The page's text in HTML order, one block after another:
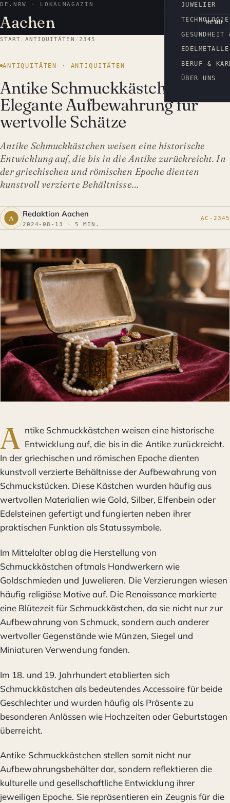
DE.NRW · LOKALMAGAZIN AACHEN
Aachen MENÜ
JUWELIER
EDELMETALLE
BERUF &
ÜBER UNS
START/ ANTIQUITÄTEN / 2345
ANTIQUITÄTEN · ANTIQUITÄTEN
Antike Schmuckkästchen:
Elegante Aufbewahrung für
wertvolle Schätze
Antike Schmuckkästchen weisen eine historische
Entwicklung auf, die bis in die Antike zurückreicht. In
der griechischen und römischen Epoche dienten
kunstvoll verzierte Behältnisse…
Redaktion Aachen
2024-08-13 · 5 MIN.
AC-2345
A ntike Schmuckkästchen weisen eine historische
Entwicklung auf, die bis in die Antike zurückreicht.
In der griechischen und römischen Epoche dienten
kunstvoll verzierte Behältnisse der Aufbewahrung von
Schmuckstücken. Diese Kästchen wurden häufig aus
wertvollen Materialien wie Gold, Silber, Elfenbein oder
Edelsteinen gefertigt und fungierten neben ihrer
praktischen Funktion als Statussymbole.
Im Mittelalter oblag die Herstellung von
Schmuckkästchen oftmals Handwerkern wie
Goldschmieden und Juwelieren. Die Verzierungen wiesen
häufig religiöse Motive auf. Die Renaissance markierte
eine Blütezeit für Schmuckkästchen, da sie nicht nur zur
Aufbewahrung von Schmuck, sondern auch anderer
wertvoller Gegenstände wie Münzen, Siegel und
Miniaturen Verwendung fanden.
Im 18. und 19. Jahrhundert etablierten sich
Schmuckkästchen als bedeutendes Accessoire für beide
Geschlechter und wurden häufig als Präsente zu
besonderen Anlässen wie Hochzeiten oder Geburtstagen
überreicht.
Antike Schmuckkästchen stellen somit nicht nur
Aufbewahrungsbehälter dar, sondern reflektieren die
kulturelle und gesellschaftliche Entwicklung ihrer
jeweiligen Epoche. Sie repräsentieren ein Zeugnis für die